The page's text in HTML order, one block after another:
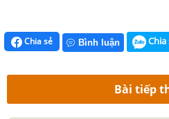
Chia sẻ Bình luận Chia
Bài tiếp